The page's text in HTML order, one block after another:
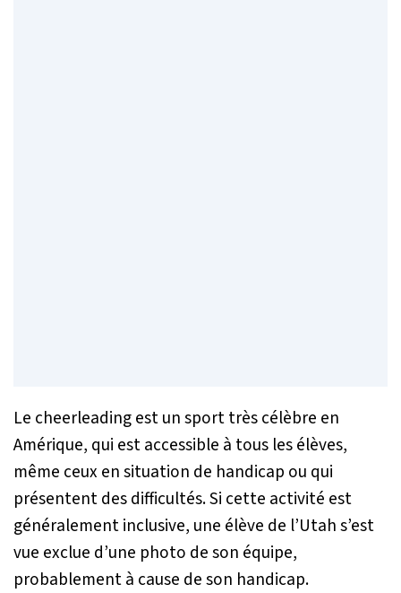
Le cheerleading est un sport très célèbre en
Amérique, qui est accessible à tous les élèves,
même ceux en situation de handicap ou qui
présentent des difficultés. Si cette activité est
généralement inclusive, une élève de l’Utah s’est
vue exclue d’une photo de son équipe,
probablement à cause de son handicap.